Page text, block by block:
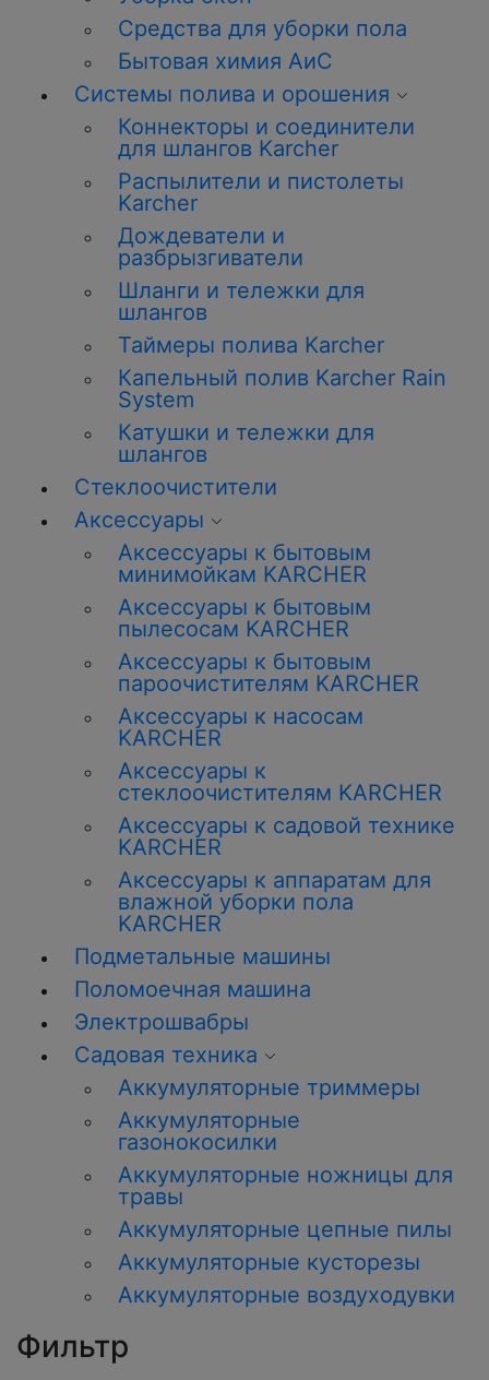
Средства для уборки пола
Бытовая химия АиС
Системы полива и орошения
Коннекторы и соединители
для шлангов Karcher
Распылители и пистолеты
Karcher
Дождеватели и
разбрызгиватели
Шланги и тележки для
шлангов
Таймеры полива Karcher
Капельный полив Karcher Rain
System
Катушки и тележки для
шлангов
Стеклоочистители
Аксессуары
Аксессуары к бытовым
минимойкам KARCHER
Аксессуары к бытовым
пылесосам KARCHER
Аксессуары к бытовым
пароочистителям KARCHER
Аксессуары к насосам
KARCHER
Аксессуары к
стеклоочистителям KARCHER
Аксессуары к садовой технике
KARCHER
Аксессуары к аппаратам для
влажной уборки пола
KARCHER
Подметальные машины
Поломоечная машина
Электрошвабры
Садовая техника
Аккумуляторные триммеры
Аккумуляторные
газонокосилки
Аккумуляторные ножницы для
травы
Аккумуляторные цепные пилы
Аккумуляторные кусторезы
Аккумуляторные воздуходувки
Фильтр